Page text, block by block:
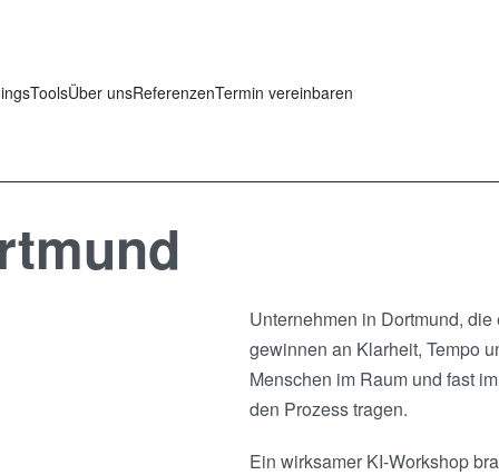
ToolsÜber unsReferenzenTermin vereinbaren
Unternehmen in Dortmund,
gewinnen an Klarheit, Tempo
Menschen im Raum und fast
den Prozess tragen.
Ein wirksamer KI-Workshop